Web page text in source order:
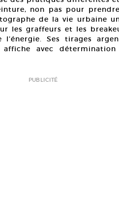
non pas pour
de la vie urbaine
les graffeurs et les
Ses tirages
avec
PUBLICITÉ